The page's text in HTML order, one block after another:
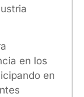
en los
en